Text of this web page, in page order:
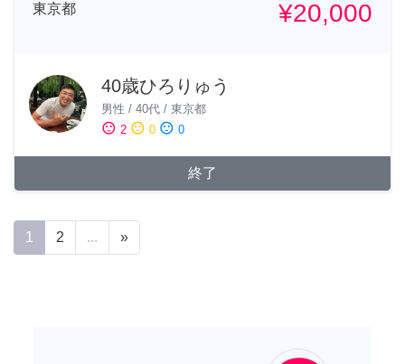
東京都
¥20,000
40歳ひろりゅう
男性 / 40代 / 東京都
sentiment_satisfied 2 sentiment_neutral 0 sentiment_dissatisfied 0
終了
1 2 ... »